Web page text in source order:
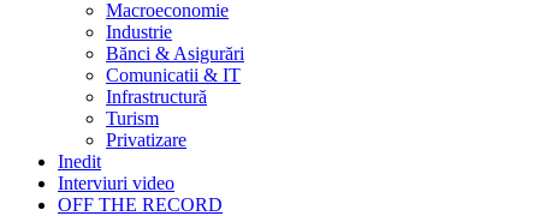
Macroeconomie
Industrie
Bănci & Asigurări
Comunicatii & IT
Infrastructură
Turism
Privatizare
Inedit
Interviuri video
OFF THE RECORD